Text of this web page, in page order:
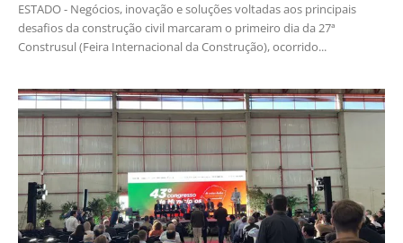
ESTADO - Negócios, inovação e soluções voltadas aos principais
desafios da construção civil marcaram o primeiro dia da 27ª
Construsul (Feira Internacional da Construção), ocorrido...